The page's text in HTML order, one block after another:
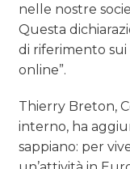
nelle nostre
Questa
di riferimento
online”.
Thierry Breton,
interno, ha
sappiano: per